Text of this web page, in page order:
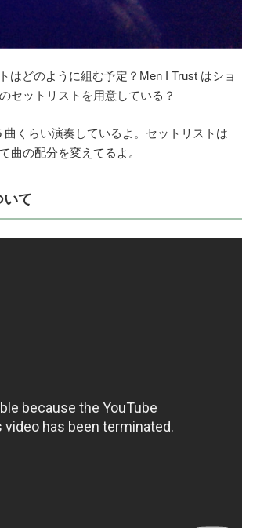
はどのように組む予定？Men I Trust はショ
セットリストを用意している？
くらい演奏しているよ。セットリストは
曲の配分を変えてるよ。
いて